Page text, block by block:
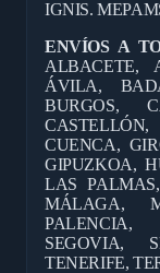
IGNIS.
ENVÍOS A
ALBACETE,
ÁVILA,
BURGOS,
CUENCA,
GIPUZKOA,
LAS
MÁLAGA,
PALENCIA,
SEGOVIA,
TENERIFE,